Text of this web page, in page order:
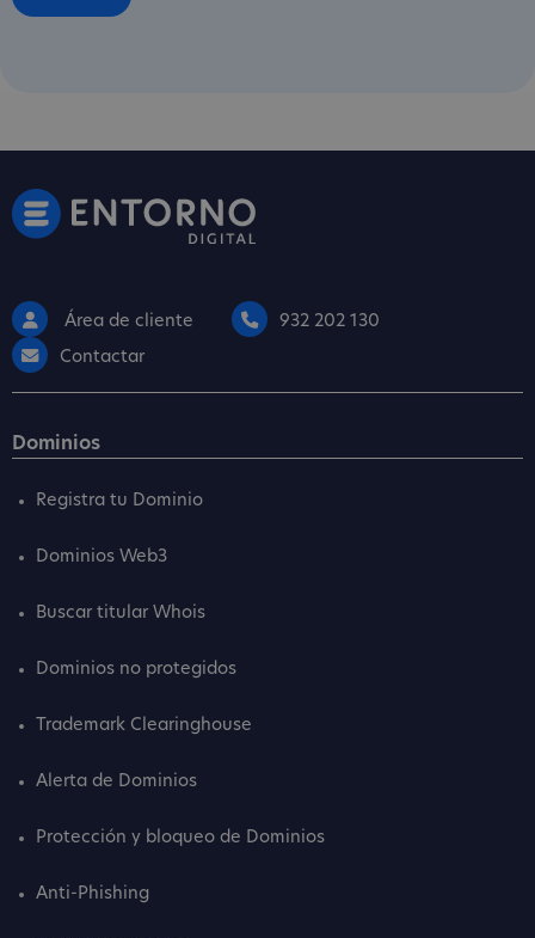
Área de cliente
932 202 130
Contactar
Dominios
Registra tu Dominio
Dominios Web3
Buscar titular Whois
Dominios no protegidos
Trademark Clearinghouse
Alerta de Dominios
Protección y bloqueo de Dominios
Anti-Phishing